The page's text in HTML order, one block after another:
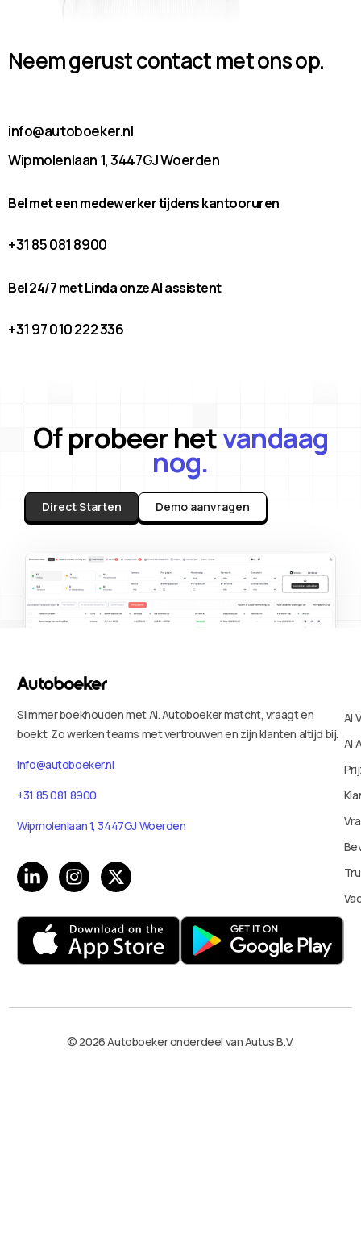
Neem gerust contact met ons op.
info@autoboeker.nl
Wipmolenlaan 1, 3447GJ Woerden
Bel met een medewerker tijdens kantooruren
+31 85 081 8900
Bel 24/7 met Linda onze AI assistent
+31 97 010 222 336
Of probeer hetvandaag
nog.
Direct Starten Demo aanvragen
Slimmer boekhouden met AI. Autoboeker matcht, vraagt en
boekt. Zo werken teams met vertrouwen en zijn klanten altijd bij.
info@autoboeker.nl
+31 85 081 8900
Wipmolenlaan 1, 3447GJ Woerden
AI
AI
© 2026 Autoboeker onderdeel van Autus B.V.